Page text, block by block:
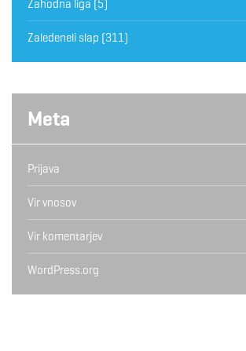
Zahodna liga (5)
Zaledeneli slap (311)
Meta
Prijava
Vir vnosov
Vir komentarjev
WordPress.org